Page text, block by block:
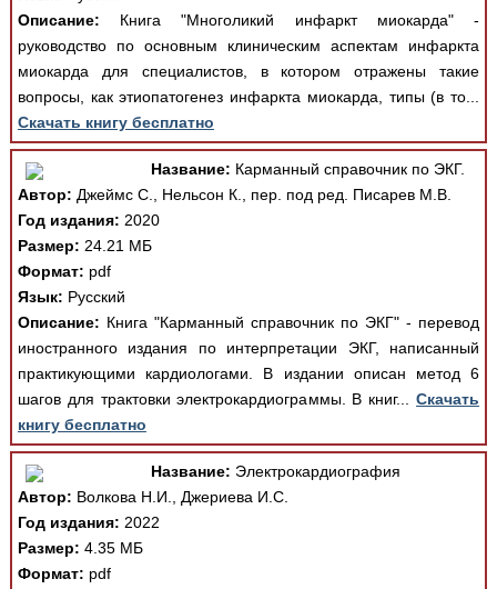
Описание: Книга "Многоликий инфаркт миокарда" -
руководство по основным клиническим аспектам инфаркта
миокарда для специалистов, в котором отражены такие
вопросы, как этиопатогенез инфаркта миокарда, типы (в то...
Скачать книгу бесплатно
Название: Карманный справочник по ЭКГ.
Автор: Джеймс С., Нельсон К., пер. под ред. Писарев М.В.
Год издания: 2020
Размер: 24.21 МБ
Формат: pdf
Язык: Русский
Описание: Книга "Карманный справочник по ЭКГ" - перевод
иностранного издания по интерпретации ЭКГ, написанный
практикующими кардиологами. В издании описан метод 6
шагов для трактовки электрокардиограммы. В книг...Скачать
книгу бесплатно
Название: Электрокардиография
Автор: Волкова Н.И., Джериева И.С.
Год издания: 2022
Размер: 4.35 МБ
Формат: pdf